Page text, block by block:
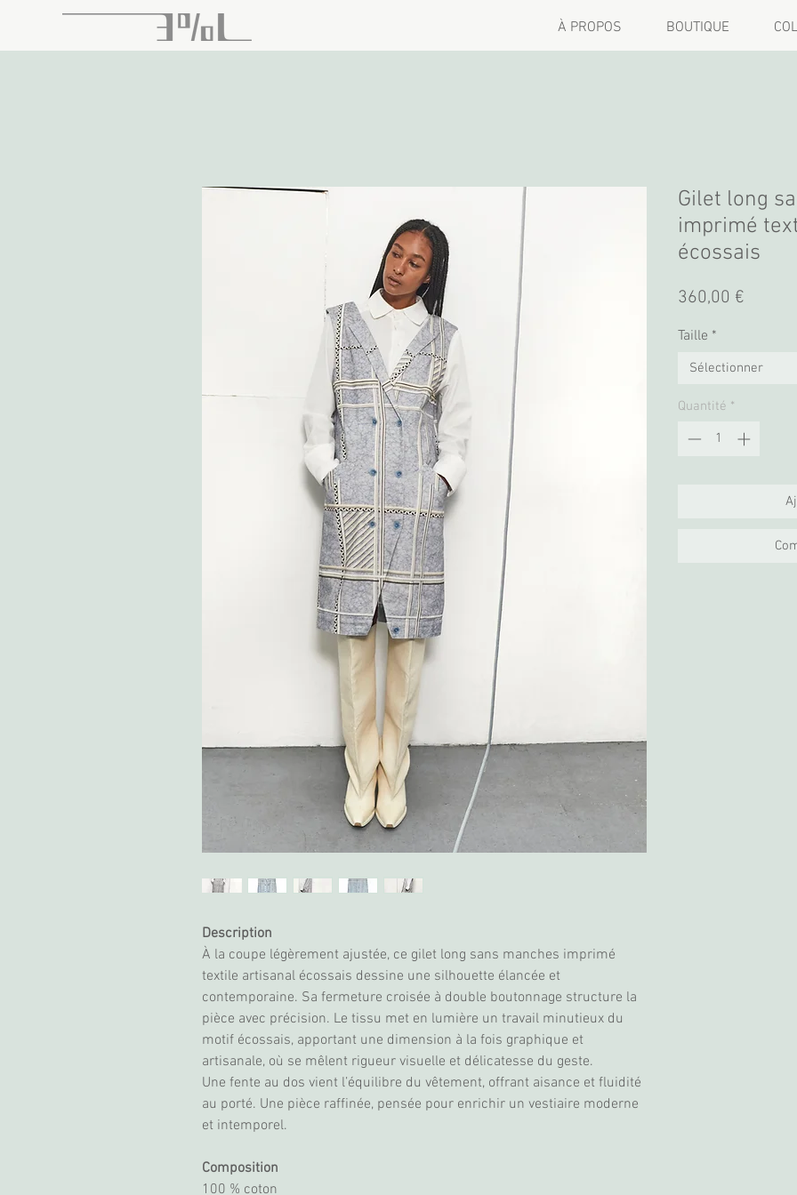
À PROPOS BOUTIQUE
Description
À la coupe légèrement ajustée, ce gilet long sans manches imprimé
textile artisanal écossais dessine une silhouette élancée et
contemporaine. Sa fermeture croisée à double boutonnage structure la
pièce avec précision. Le tissu met en lumière un travail minutieux du
motif écossais, apportant une dimension à la fois graphique et
artisanale, où se mêlent rigueur visuelle et délicatesse du geste.
Une fente au dos vient l’équilibre du vêtement, offrant aisance et fluidité
au porté. Une pièce raffinée, pensée pour enrichir un vestiaire moderne
et intemporel.
Composition
100 % coton
Gilet long
imprimé
écossais
360,00 €
Taille *
Sélectionner
Quantité *